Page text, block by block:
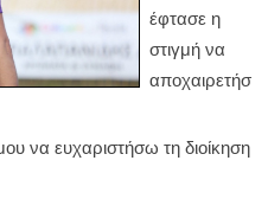
έφτασε η
στιγμή να
αποχαιρετήσ
να ευχαριστήσω τη διοίκηση